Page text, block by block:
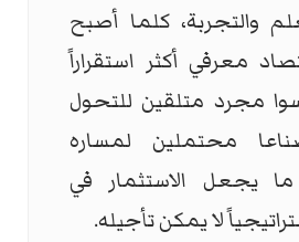
والتجربة، كلما أصبح
معرفي أكثر استقراراً
مجرد متلقين للتحول
محتملين لمساره
يجعل الاستثمار في
لا يمكن تأجيله.